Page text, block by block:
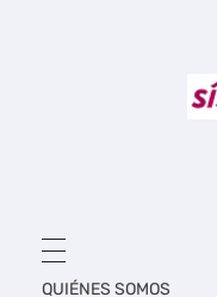
QUIÉNES SOMOS